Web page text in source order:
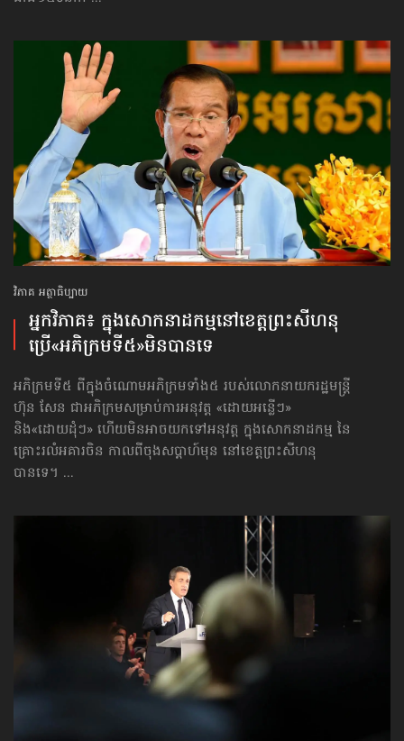
វិភាគ អត្ថាធិប្បាយ
អ្នកវិភាគ៖ ក្នុង​សោកនាដកម្ម​នៅខេត្ត​ព្រះសីហនុ
ប្រើ«អភិក្រមទី៥»​មិនបានទេ
អភិក្រមទី៥ ពីក្នុងចំណោមអភិក្រមទាំង៥ របស់លោកនាយករដ្ឋមន្ត្រី
ហ៊ុន សែន ជាអភិក្រមសម្រាប់ការអនុវត្ត «ដោយអន្លើៗ»
និង«ដោយដុំៗ» ហើយមិនអាចយកទៅអនុវត្ត ក្នុងសោកនាដកម្ម នៃ
គ្រោះរលំអគារចិន កាលពីចុងសប្ដាហ៍មុន នៅខេត្តព្រះសីហនុ
បានទេ។ ...